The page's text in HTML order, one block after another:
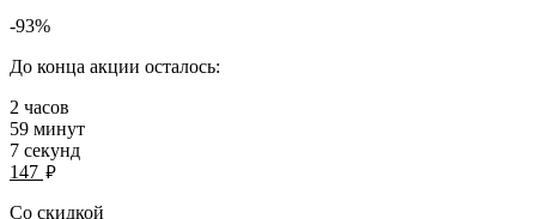
-93%
До конца акции осталось:
2 часов
59 минут
7 секунд
147 руб.
Со скидкой